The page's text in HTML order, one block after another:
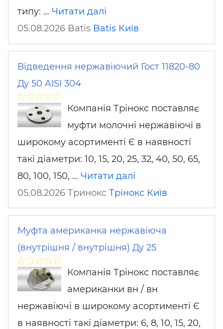
типу: … Читати далі
05.08.2026 Batis Batis Київ
Відведення нержавіючий Гост 11820-80
Ду 50 AISI 304
Компанія Трінокс поставляє
муфти молочні нержавіючі в
широкому асортименті Є в наявності
такі діаметри: 10, 15, 20, 25, 32, 40, 50, 65,
80, 100, 150, … Читати далі
05.08.2026 Тринокс Трінокс Київ
Муфта американка нержавіюча
(внутрішня / внутрішня) Ду 25
Компанія Трінокс поставляє
американки вн / вн
нержавіючі в широкому асортименті Є
в наявності такі діаметри: 6, 8, 10, 15, 20,